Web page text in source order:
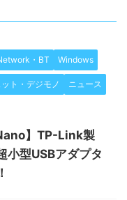
・BT Windows
ト・デジモノ ニュース
】TP-Link製
型USBアダプタ